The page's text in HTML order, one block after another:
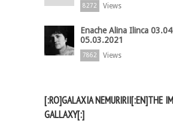
8272 Views
Enache Alina Ilinca
05.03.2021
7862 Views
[:RO]GALAXIA NEMURIRII[:EN]THE
GALLAXY[:]